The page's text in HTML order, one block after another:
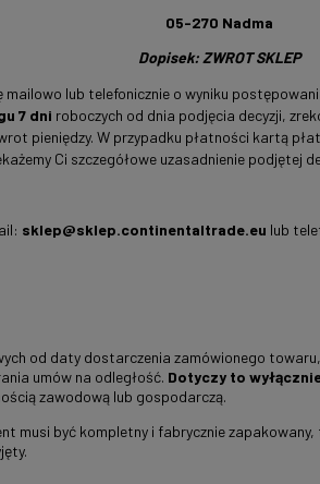
05-270 Nadma
Dopisek: ZWROT SKLEP
mailowo lub telefonicznie o wyniku
7 dni roboczych od dnia podjęcia decyzji,
pieniędzy. W przypadku płatności kartą
Ci szczegółowe uzasadnienie podjętej
sklep@sklep.continentaltrade.eu lub
od daty dostarczenia zamówionego
umów na odległość. Dotyczy to
zawodową lub gospodarczą.
musi być kompletny i fabrycznie